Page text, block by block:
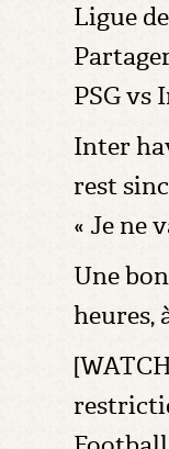
Ligue
PSG vs
Inter
rest
« Je ne
Une
heures,